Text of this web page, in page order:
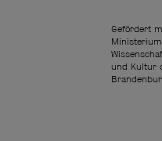
Gefördert
und Kultur